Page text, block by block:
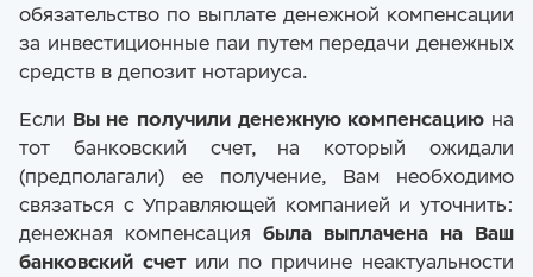
обязательство по выплате денежной компенсации
за инвестиционные паи путем передачи денежных
средств в депозит нотариуса.
Если Вы не получили денежную компенсацию на
тот банковский счет, на который ожидали
(предполагали) ее получение, Вам необходимо
связаться с Управляющей компанией и уточнить:
денежная компенсация была выплачена на Ваш
банковский счетили по причине неактуальности